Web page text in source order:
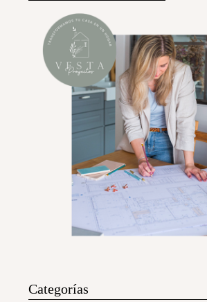
Categorías